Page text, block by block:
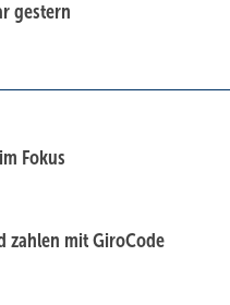
gestern
Fokus
zahlen mit GiroCode